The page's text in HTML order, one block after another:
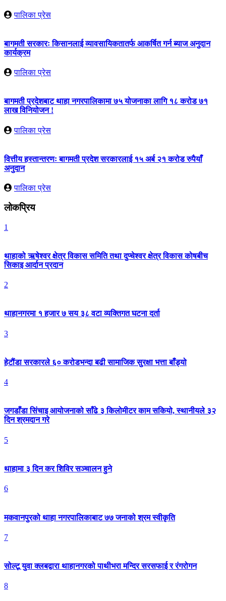
पालिका प्रेस
बागमती सरकारः किसानलाई व्यावसायिकतातर्फ आकर्षित गर्न ब्याज अनुदान
कार्यक्रम
पालिका प्रेस
बागमती प्रदेशबाट थाहा नगरपालिकामा ७५ योजनाका लागि १८ करोड ७१
लाख विनियोजन !
पालिका प्रेस
वित्तीय हस्तान्तरणः बागमती प्रदेश सरकारलाई १५ अर्ब २१ करोड रुपैयाँ
अनुदान
पालिका प्रेस
लोकप्रिय
1
थाहाको ऋषेश्वर क्षेत्र विकास समिति तथा दुप्चेश्वर क्षेत्र विकास कोषबीच
सिकाइ आर्दान प्रदान
2
थाहानगरमा १ हजार ७ सय ३८ वटा व्यक्तिगत घटना दर्ता
3
हेटौंडा सरकारले ६० करोडभन्दा बढी सामाजिक सुरक्षा भत्ता बाँड्यो
4
जगडाँडा सिंचाइ आयोजनाको साँढे ३ किलोमीटर काम सकियो, स्थानीयले ३२
दिन श्रमदान गरे
5
थाहामा ३ दिन कर शिविर सञ्चालन हुने
6
मकवानपुरको थाहा नगरपालिकाबाट ७७ जनाको श्रम स्वीकृति
7
सोल्टू युवा क्लबद्वारा थाहानगरको पाथीभरा मन्दिर सरसफाई र रंगरोगन
8